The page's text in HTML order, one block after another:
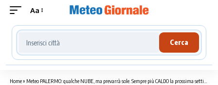
Aa
Cerca località meteo
Cerca
Home» Meteo PALERMO: qualche NUBE, ma prevarrà sole. Sempre più CALDO la prossima settimana